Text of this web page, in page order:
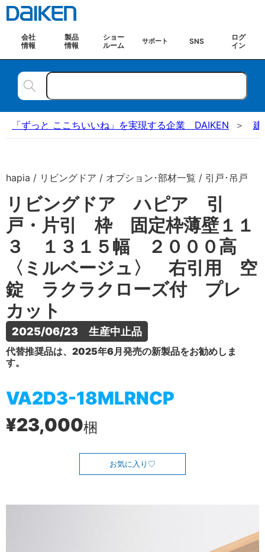
会社
情報
製品
情報
ショー
ルーム
サポート SNS
ログ
イン
「ずっと ここちいいね」を実現する企業 DAIKEN 建
hapia / リビングドア / オプション･部材一覧 / 引戸･吊戸
リビングドア ハピア 引
戸・片引 枠 固定枠薄壁１１
３ １３１５幅 ２０００高
〈ミルベージュ〉 右引用 空
錠 ラクラクローズ付 プレ
カット
2025/06/23　生産中止品
代替推奨品は、2025年6月発売の新製品をお勧めしま
す。
VA2D3-18MLRNCP
¥23,000梱
お気に入り